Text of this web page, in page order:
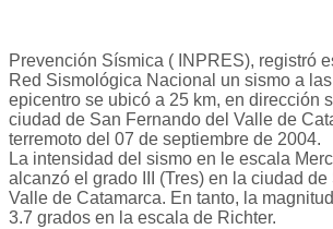
Prevención Sísmica ( INPRES), registró
Red Sismológica Nacional un sismo a las
epicentro se ubicó a 25 km, en dirección
ciudad de San Fernando del Valle de
terremoto del 07 de septiembre de 2004.
La intensidad del sismo en le escala
alcanzó el grado III (Tres) en la ciudad de
Valle de Catamarca. En tanto, la
3.7 grados en la escala de Richter.